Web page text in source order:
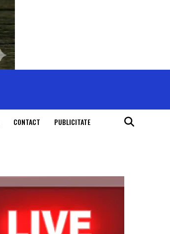
CONTACT PUBLICITATE